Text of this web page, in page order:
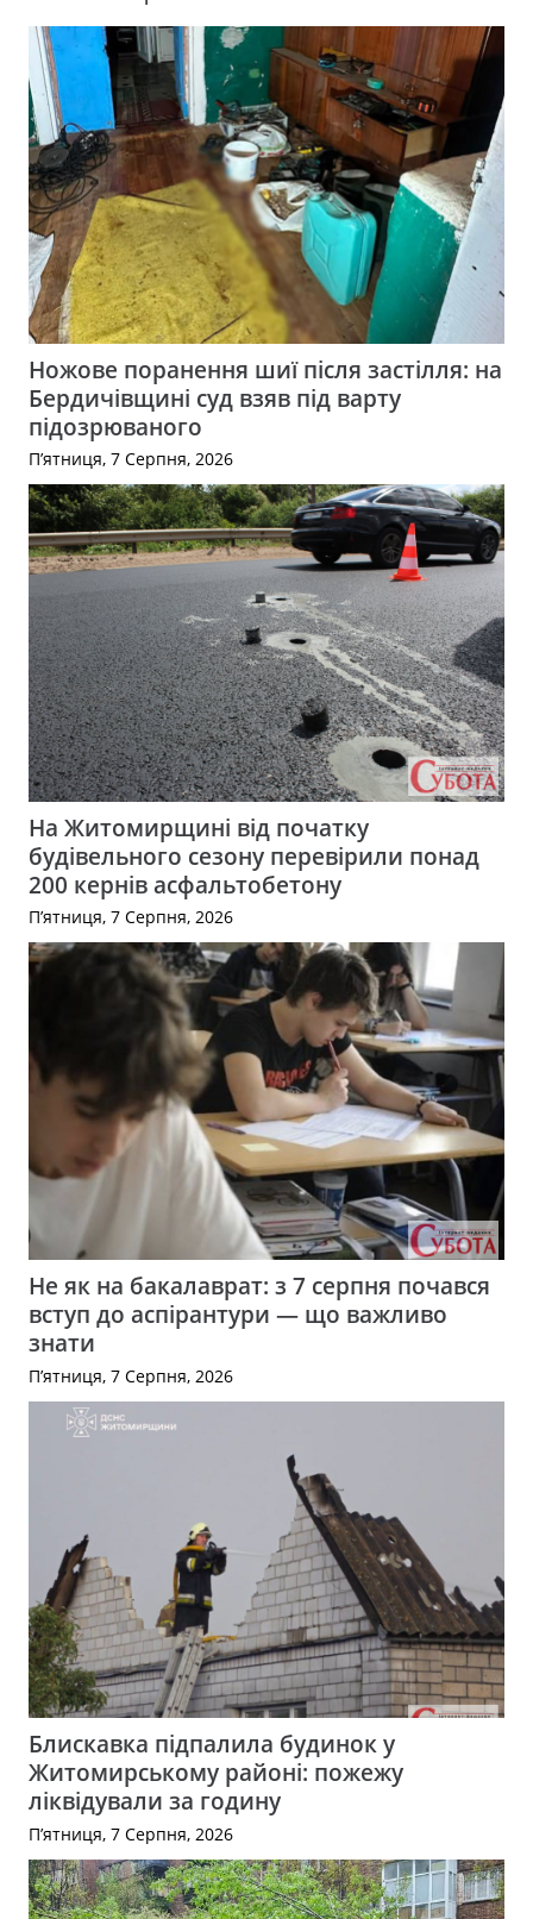
Ножове поранення шиї після застілля: на
Бердичівщині суд взяв під варту
підозрюваного
П’ятниця, 7 Серпня, 2026
На Житомирщині від початку
будівельного сезону перевірили понад
200 кернів асфальтобетону
П’ятниця, 7 Серпня, 2026
Не як на бакалаврат: з 7 серпня почався
вступ до аспірантури — що важливо
знати
П’ятниця, 7 Серпня, 2026
Блискавка підпалила будинок у
Житомирському районі: пожежу
ліквідували за годину
П’ятниця, 7 Серпня, 2026